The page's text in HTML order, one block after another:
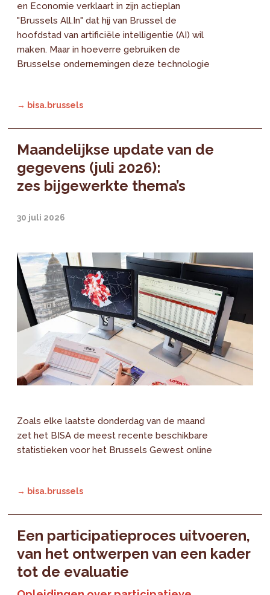
en Economie verklaart in zijn actieplan
"Brussels All.In" dat hij van Brussel de
hoofdstad van artificiële intelligentie (AI) wil
maken. Maar in hoeverre gebruiken de
Brusselse ondernemingen deze technologie
→ bisa.brussels
Maandelijkse update van de
gegevens (juli 2026):
zes bijgewerkte thema’s
30 juli 2026
Zoals elke laatste donderdag van de maand
zet het BISA de meest recente beschikbare
statistieken voor het Brussels Gewest online
→ bisa.brussels
Een participatieproces uitvoeren,
van het ontwerpen van een kader
tot de evaluatie